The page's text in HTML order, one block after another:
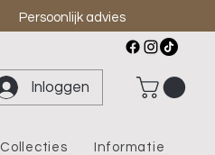
Persoonlijk advies
Inloggen
Collecties Informatie